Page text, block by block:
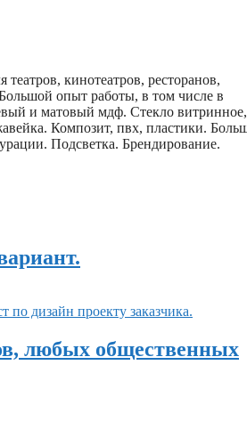
кинотеатров, ресторанов,
опыт работы, в том числе в
и матовый мдф. Стекло витринное,
Композит, пвх, пластики.
Подсветка. Брендирование.
любых общественных